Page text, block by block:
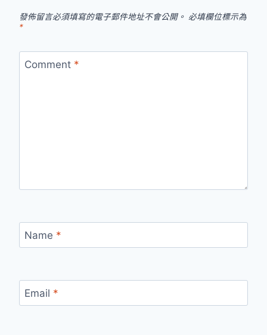
發佈留言必須填寫的電子郵件地址不會公開。 必填欄位標示為
*
Comment *
Name *
Email *